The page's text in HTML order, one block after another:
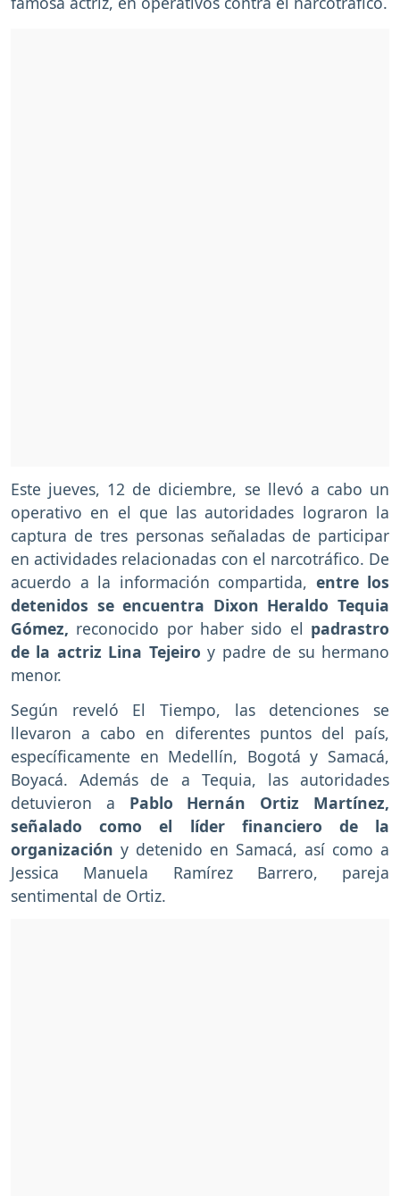
Este jueves, 12 de diciembre, se llevó a cabo un
operativo en el que las autoridades lograron la
captura de tres personas señaladas de participar
en actividades relacionadas con el narcotráfico. De
acuerdo a la información compartida, entre los
detenidos se encuentra Dixon Heraldo Tequia
Gómez, reconocido por haber sido el padrastro
de la actriz Lina Tejeiro y padre de su hermano
menor.
Según reveló El Tiempo, las detenciones se
llevaron a cabo en diferentes puntos del país,
específicamente en Medellín, Bogotá y Samacá,
Boyacá. Además de a Tequia, las autoridades
detuvieron a Pablo Hernán Ortiz Martínez,
señalado como el líder financiero de la
organización y detenido en Samacá, así como a
Jessica Manuela Ramírez Barrero, pareja
sentimental de Ortiz.